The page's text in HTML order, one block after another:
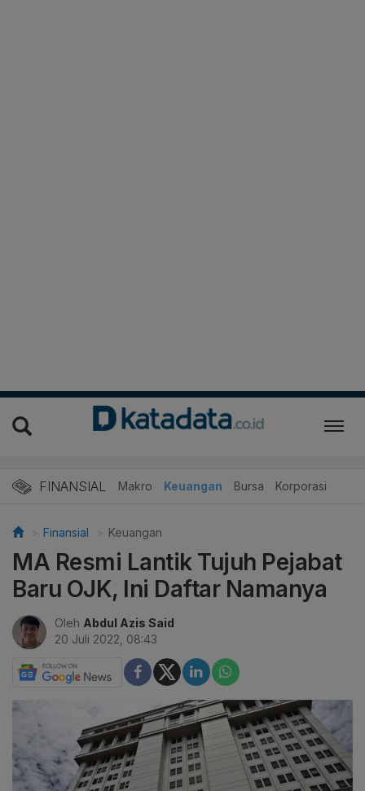
FINANSIAL Makro Keuangan Bursa Korporasi
Finansial Keuangan
MA Resmi Lantik Tujuh Pejabat
Baru OJK, Ini Daftar Namanya
Oleh Abdul Azis Said
20 Juli 2022, 08:43